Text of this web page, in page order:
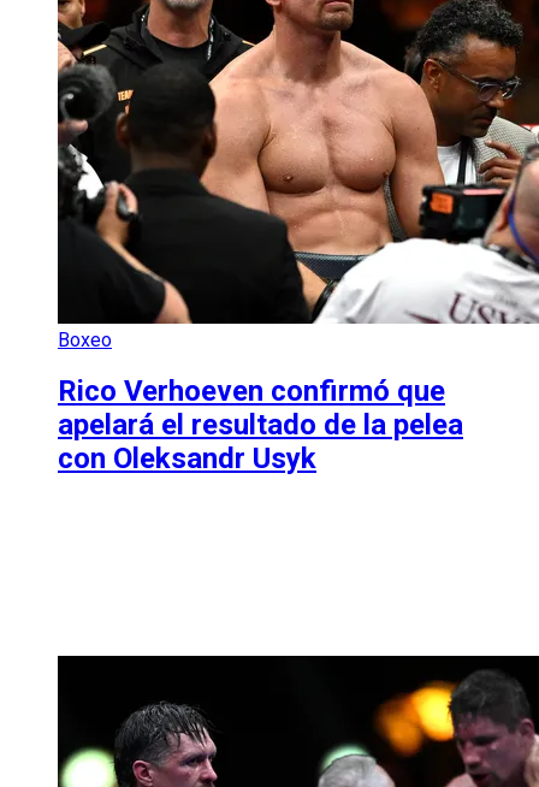
Boxeo
Rico Verhoeven confirmó que
apelará el resultado de la pelea
con Oleksandr Usyk